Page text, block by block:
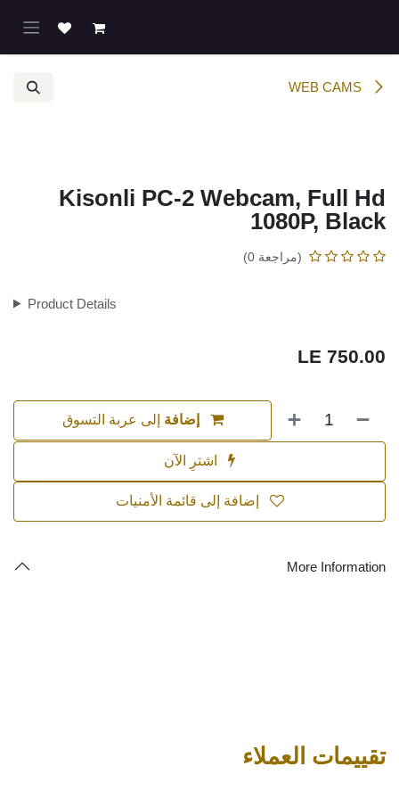
Kisonli PC-2 Webcam, Full Hd 1080P,
Black
(مراجعة 0)
Product Details
750.00
LE
إضافةإلى عربة التسوق
إضافة إلى قائمة الأمنيات
More Information
تقييمات العملاء